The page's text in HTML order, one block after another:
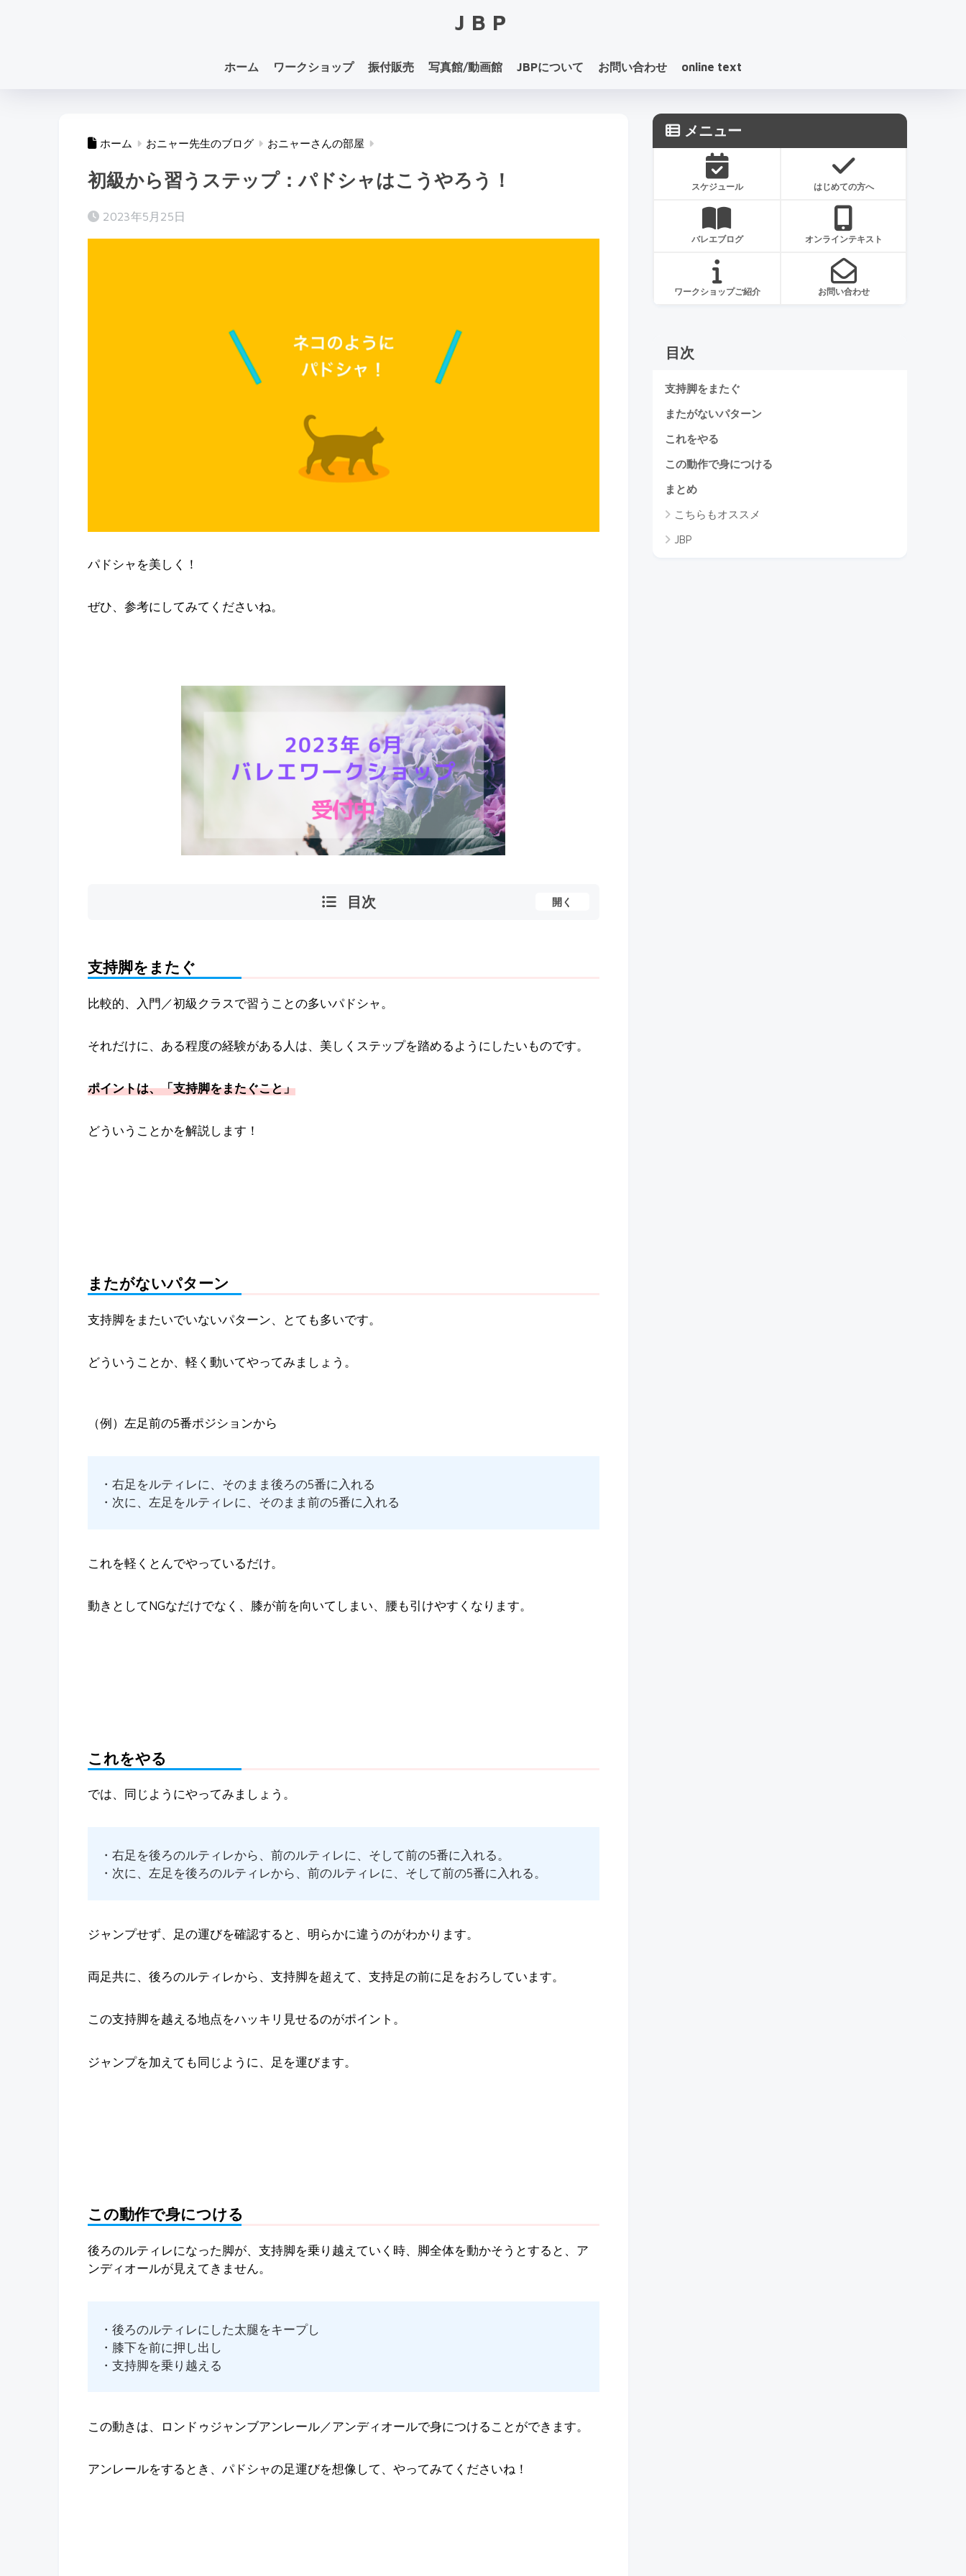
JBP
ホーム ワークショップ 振付販売 写真館/動画館 JBPについて お問い合わせ online text
ホーム おニャー先生のブログ おニャーさんの部屋
初級から習うステップ：パドシャはこうやろう！
2023年5月25日
パドシャを美しく！
ぜひ、参考にしてみてくださいね。
目次 開く
支持脚をまたぐ
比較的、入門／初級クラスで習うことの多いパドシャ。
それだけに、ある程度の経験がある人は、美しくステップを踏めるようにしたいものです。
ポイントは、「支持脚をまたぐこと」
どういうことかを解説します！
またがないパターン
支持脚をまたいでいないパターン、とても多いです。
どういうことか、軽く動いてやってみましょう。
（例）左足前の5番ポジションから
・右足をルティレに、そのまま後ろの5番に入れる
・次に、左足をルティレに、そのまま前の5番に入れる
これを軽くとんでやっているだけ。
動きとしてNGなだけでなく、膝が前を向いてしまい、腰も引けやすくなります。
これをやる
では、同じようにやってみましょう。
・右足を後ろのルティレから、前のルティレに、そして前の5番に入れる。
・次に、左足を後ろのルティレから、前のルティレに、そして前の5番に入れる。
ジャンプせず、足の運びを確認すると、明らかに違うのがわかります。
両足共に、後ろのルティレから、支持脚を超えて、支持足の前に足をおろしています。
この支持脚を越える地点をハッキリ見せるのがポイント。
ジャンプを加えても同じように、足を運びます。
この動作で身につける
後ろのルティレになった脚が、支持脚を乗り越えていく時、脚全体を動かそうとすると、ア
ンディオールが見えてきません。
・後ろのルティレにした太腿をキープし
・膝下を前に押し出し
・支持脚を乗り越える
この動きは、ロンドゥジャンブアンレール／アンディオールで身につけることができます。
アンレールをするとき、パドシャの足運びを想像して、やってみてくださいね！
メニュー
スケジュール はじめての方へ
バレエブログ オンラインテキスト
ワークショップご紹介 お問い合わせ
目次
支持脚をまたぐ
またがないパターン
これをやる
この動作で身につける
まとめ
こちらもオススメ
JBP